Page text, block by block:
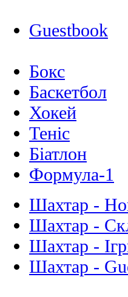
Guestbook
Бокс
Баскетбол
Хокей
Теніс
Біатлон
Формула-1
Шахтар -
Шахтар -
Шахтар -
Шахтар -